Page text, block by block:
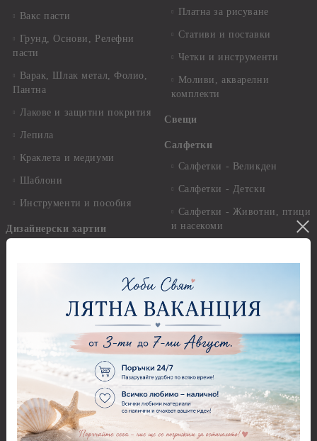
Вакс пасти
Грунд, Основи, Релефни
пасти
Варак, Шлак метал, Фолио,
Пантна
Лакове и защитни покрития
Лепила
Краклета и медиуми
Шаблони
Инструменти и пособия
Дизайнерски хартии
Дизайнерски хартии - 20.30
Дизайнерски хартии - 30.50
Дизайнерски хартии - 21,00
х 29,70 см
Дизайнерски хартии - 15.20
x 30.50 см.
Дизайнерски хартии -
Платна за рисуване
Стативи и поставки
Четки и инструменти
Моливи, акварелни
комплекти
Свещи
Салфетки
Салфетки - Великден
Салфетки - Детски
Салфетки - Животни, птици
и насекоми
Зимни
Салфетки - Морски
Салфетки - Музика
Салфетки - Пеперуди
Салфетки - Рози
Салфетки - Пътешествия и
пейзажи
Салфетки - Кухненски
мотиви, плодове и зеленчуци